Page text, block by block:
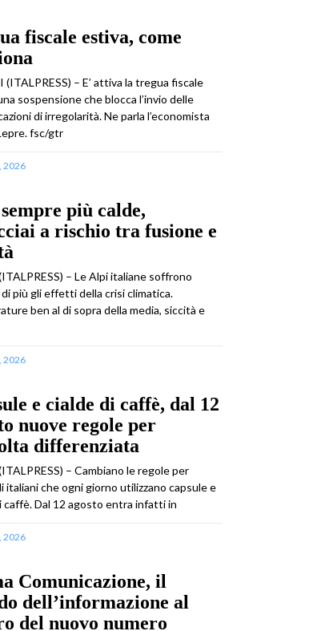
fiscale estiva, come
(ITALPRESS) – E’ attiva la tregua fiscale
sospensione che blocca l’invio delle
di irregolarità. Ne parla l’economista
fsc/gtr
2026
più calde,
a rischio tra fusione e
– Le Alpi italiane soffrono
più gli effetti della crisi climatica.
ben al di sopra della media, siccità e
2026
e cialde di caffè, dal 12
nuove regole per
differenziata
– Cambiano le regole per
italiani che ogni giorno utilizzano capsule e
caffè. Dal 12 agosto entra infatti in
2026
Comunicazione, il
dell’informazione al
del nuovo numero